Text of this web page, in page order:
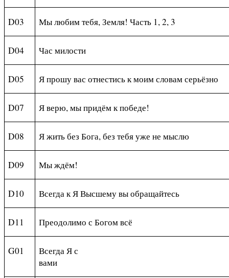
D03 Мы любим тебя, Земля! Часть 1, 2, 3
D04 Час милости
D05 Я прошу вас отнестись к моим словам серьёзно
D07 Я верю, мы придём к победе!
D08 Я жить без Бога, без тебя уже не мыслю
D09 Мы ждём!
D10 Всегда к Я Высшему вы обращайтесь
D11 Преодолимо с Богом всё
G01
Всегда Я с
вами